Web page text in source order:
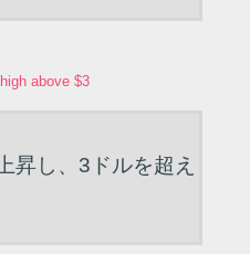
above $3
昇し、3ドルを超え